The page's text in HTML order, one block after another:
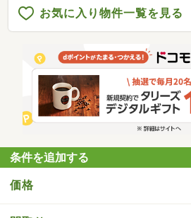
お気に入り物件一覧を見る
条件を追加する
価格